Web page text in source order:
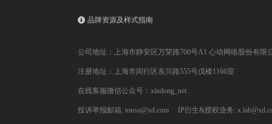
品牌资源及样式指南
公司地址：上海市静安区万荣路700号A1 心动网络股份有限
注册地址：上海市闵行区东川路555号戊楼1166室
在线客服微信公众号：xindong_net
投诉举报邮箱: tousu@xd.com IP衍生&授权业务: